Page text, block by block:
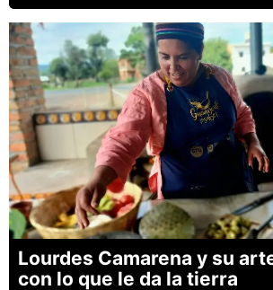
Lourdes Camarena y su
con lo que le da la tierra